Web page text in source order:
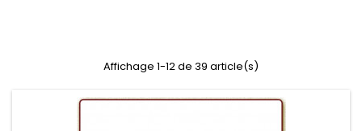
Affichage 1-12 de 39 article(s)